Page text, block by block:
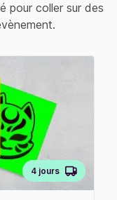
pour coller sur des
4 jours